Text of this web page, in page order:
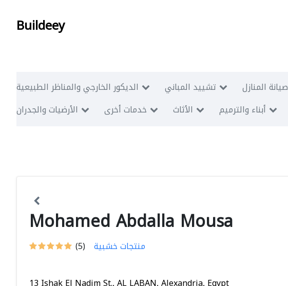
Buildeey
الديكور الخارجي والمناظر الطبيعية تشييد المباني صيانة المنازل
الأرضيات والجدران
خدمات أخرى الأثاث أبناء والترميم
Mohamed Abdalla Mousa
(5) منتجات خشبية